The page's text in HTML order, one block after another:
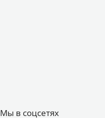
Мы в соцсетях